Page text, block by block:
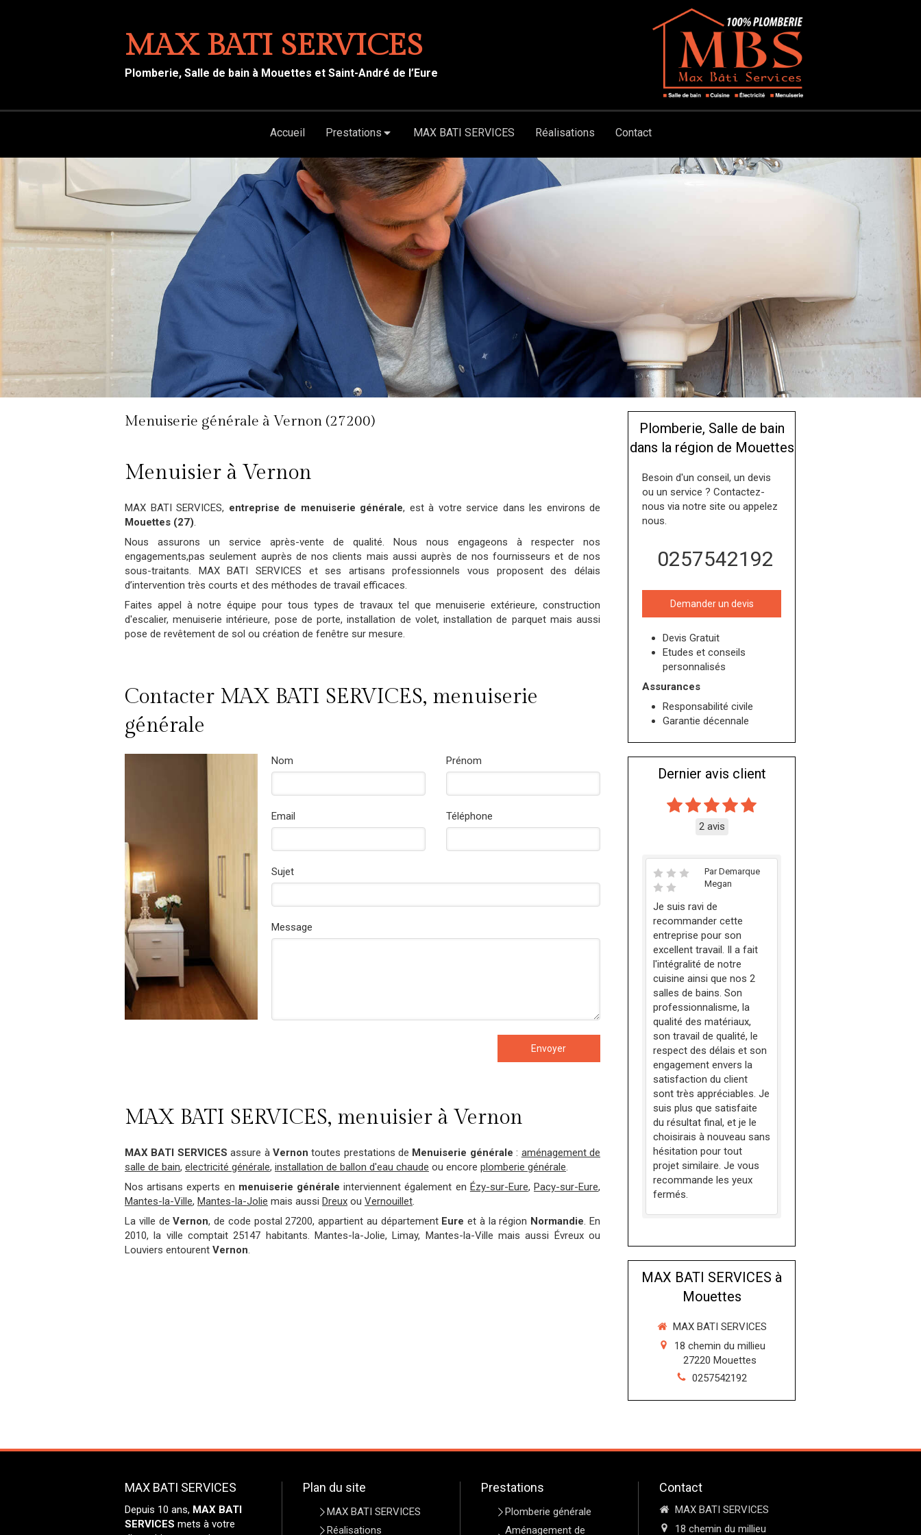
MAX BATI SERVICES
Plomberie, Salle de bain à Mouettes et Saint-André de l’Eure
Accueil Prestations MAX BATI SERVICES Réalisations Contact
Menuiserie générale à Vernon (27200)
Menuisier à Vernon
MAX BATI SERVICES, entreprise de menuiserie générale, est à votre service dans les environs de
Mouettes (27).
Nous assurons un service après-vente de qualité. Nous nous engageons à respecter nos
engagements,pas seulement auprès de nos clients mais aussi auprès de nos fournisseurs et de nos
sous-traitants. MAX BATI SERVICES et ses artisans professionnels vous proposent des délais
d’intervention très courts et des méthodes de travail efficaces.
Faites appel à notre équipe pour tous types de travaux tel que menuiserie extérieure, construction
d'escalier, menuiserie intérieure, pose de porte, installation de volet, installation de parquet mais aussi
pose de revêtement de sol ou création de fenêtre sur mesure.
Contacter MAX BATI SERVICES, menuiserie
générale
Nom Prénom
Email Téléphone
Sujet
Message
Envoyer
MAX BATI SERVICES, menuisier à Vernon
MAX BATI SERVICES assure à Vernon toutes prestations de Menuiserie générale : aménagement de
salle de bain, electricité générale, installation de ballon d'eau chaude ou encore plomberie générale.
Nos artisans experts en menuiserie générale interviennent également en Ézy-sur-Eure,Pacy-sur-Eure,
Mantes-la-Ville, Mantes-la-Jolie mais aussi Dreux ou Vernouillet.
La ville deVernon, de code postal 27200, appartient au département Eure et à la région Normandie. En
2010, la ville comptait 25147 habitants. Mantes-la-Jolie, Limay, Mantes-la-Ville mais aussi Évreux ou
Louviers entourent Vernon.
Plomberie, Salle de bain
dans la région de Mouettes
Besoin d'un conseil, un devis
ou un service ? Contactez-
nous via notre site ou appelez
nous.
0257542192
Demander un devis
Devis Gratuit
Etudes et conseils
personnalisés
Assurances
Responsabilité civile
Garantie décennale
Dernier avis client
2 avis
Par Demarque
Megan
Je suis ravi de
recommander cette
entreprise pour son
excellent travail. Il a fait
l'intégralité de notre
cuisine ainsi que nos 2
salles de bains. Son
professionnalisme, la
qualité des matériaux,
son travail de qualité, le
respect des délais et son
engagement envers la
satisfaction du client
sont très appréciables. Je
suis plus que satisfaite
du résultat final, et je le
choisirais à nouveau sans
hésitation pour tout
projet similaire. Je vous
recommande les yeux
fermés.
MAX BATI SERVICES à
Mouettes
MAX BATI SERVICES
18 chemin du millieu
27220 Mouettes
0257542192
MAX BATI SERVICES
Depuis 10 ans, MAX BATI
SERVICES mets à votre
Plan du site
MAX BATI SERVICES
Réalisations
Prestations
Plomberie générale
Aménagement de
Contact
MAX BATI SERVICES
18 chemin du millieu